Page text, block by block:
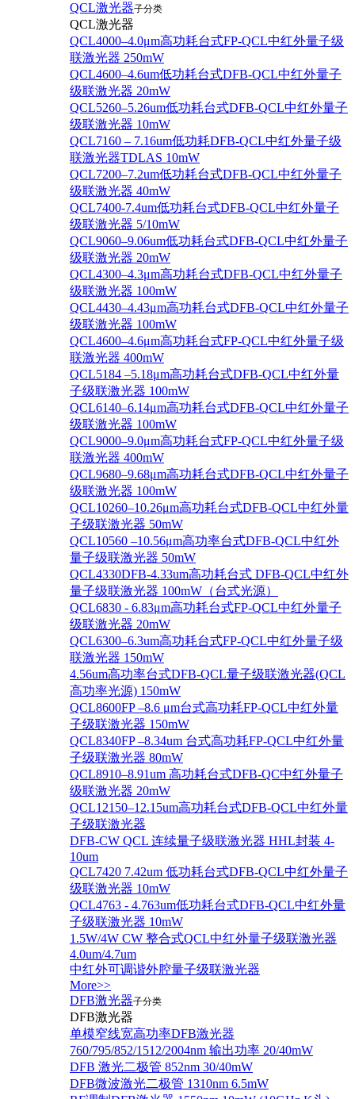
QCL激光器子分类
QCL激光器
QCL4000–4.0μm高功耗台式FP-QCL中红外量子级
联激光器 250mW
QCL4600–4.6um低功耗台式DFB-QCL中红外量子
级联激光器 20mW
QCL5260–5.26um低功耗台式DFB-QCL中红外量子
级联激光器 10mW
QCL7160 – 7.16um低功耗DFB-QCL中红外量子级
联激光器TDLAS 10mW
QCL7200–7.2um低功耗台式DFB-QCL中红外量子
级联激光器 40mW
QCL7400-7.4um低功耗台式DFB-QCL中红外量子
级联激光器 5/10mW
QCL9060–9.06um低功耗台式DFB-QCL中红外量子
级联激光器 20mW
QCL4300–4.3μm高功耗台式DFB-QCL中红外量子
级联激光器 100mW
QCL4430–4.43μm高功耗台式DFB-QCL中红外量子
级联激光器 100mW
QCL4600–4.6μm高功耗台式FP-QCL中红外量子级
联激光器 400mW
QCL5184 –5.18μm高功耗台式DFB-QCL中红外量
子级联激光器 100mW
QCL6140–6.14μm高功耗台式DFB-QCL中红外量子
级联激光器 100mW
QCL9000–9.0μm高功耗台式FP-QCL中红外量子级
联激光器 400mW
QCL9680–9.68μm高功耗台式DFB-QCL中红外量子
级联激光器 100mW
QCL10260–10.26μm高功耗台式DFB-QCL中红外量
子级联激光器 50mW
QCL10560 –10.56μm高功率台式DFB-QCL中红外
量子级联激光器 50mW
QCL4330DFB-4.33um高功耗台式 DFB-QCL中红外
量子级联激光器 100mW（台式光源）
QCL6830 - 6.83μm高功耗台式FP-QCL中红外量子
级联激光器 20mW
QCL6300–6.3um高功耗台式FP-QCL中红外量子级
联激光器 150mW
4.56um高功率台式DFB-QCL量子级联激光器(QCL
高功率光源) 150mW
QCL8600FP –8.6 μm台式高功耗FP-QCL中红外量
子级联激光器 150mW
QCL8340FP –8.34um 台式高功耗FP-QCL中红外量
子级联激光器 80mW
QCL8910–8.91um 高功耗台式DFB-QC中红外量子
级联激光器 20mW
QCL12150–12.15um高功耗台式DFB-QCL中红外量
子级联激光器
DFB-CW QCL 连续量子级联激光器 HHL封装 4-
10um
QCL7420 7.42um 低功耗台式DFB-QCL中红外量子
级联激光器 10mW
QCL4763 - 4.763um低功耗台式DFB-QCL中红外量
子级联激光器 10mW
1.5W/4W CW 整合式QCL中红外量子级联激光器
4.0um/4.7um
中红外可调谐外腔量子级联激光器
More>>
DFB激光器子分类
DFB激光器
单模窄线宽高功率DFB激光器
760/795/852/1512/2004nm 输出功率 20/40mW
DFB 激光二极管 852nm 30/40mW
DFB微波激光二极管 1310nm 6.5mW